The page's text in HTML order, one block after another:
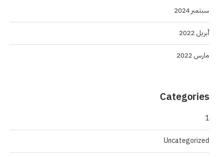
سبتمبر 2024
أبريل 2022
مارس 2022
Categories
1
Uncategorized